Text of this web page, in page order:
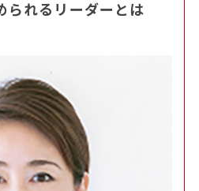
られるリーダーとは